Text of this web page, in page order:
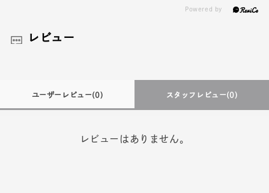
レビュー
ユーザーレビュー(0) スタッフレビュー(0)
レビューはありません。